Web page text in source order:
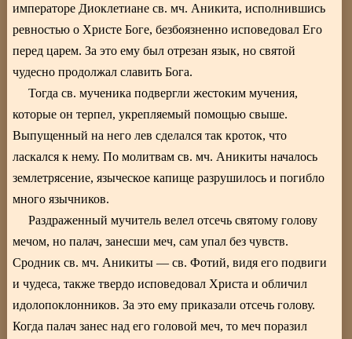
императоре Диоклетиане св. мч. Аникита, исполнившись
ревностью о Христе Боге, безбоязненно исповедовал Его
перед царем. За это ему был отрезан язык, но святой
чудесно продолжал славить Бога.
Тогда св. мученика подвергли жестоким мучения,
которые он терпел, укрепляемый помощью свыше.
Выпущенный на него лев сделался так кроток, что
ласкался к нему. По молитвам св. мч. Аникиты началось
землетрясение, языческое капище разрушилось и погибло
много язычников.
Раздраженный мучитель велел отсечь святому голову
мечом, но палач, занесши меч, сам упал без чувств.
Сродник св. мч. Аникиты — св. Фотий, видя его подвиги
и чудеса, также твердо исповедовал Христа и обличил
идолопоклонников. За это ему приказали отсечь голову.
Когда палач занес над его головой меч, то меч поразил